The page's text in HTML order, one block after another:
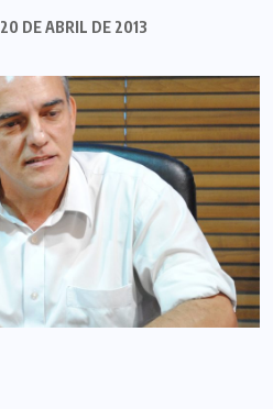
20 DE ABRIL DE 2013